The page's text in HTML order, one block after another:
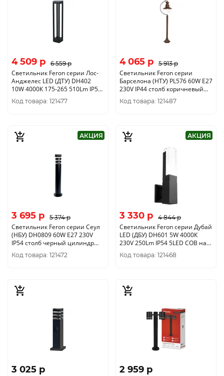
4 509 p 6 559 p
Светильник Feron серии Лос-
Анджелес LED (ДТУ) DH402
10W 4000К 175-265 510Lm IP54
1LED COB столб черный корпус
алюминий 108*108*600мм
Код товара: 121477
4 065 p 5 913 p
Светильник Feron серии
Барселона (НТУ) PL576 60W E27
230V IP44 столб коричневый
шар 215*280*1000мм 11624
Код товара: 121487
АКЦИЯ
3 695 p 5 374 p
Светильник Feron серии Сеул
(НБУ) DH0809 60W E27 230V
IP54 столб черный цилиндр
90*90*600мм 48341
Код товара: 121472
АКЦИЯ
3 330 p 4 844 p
Светильник Feron серии Дубай
LED (ДБУ) DH601 5W 4000К
230V 250Lm IP54 5LED COB на
стену черный корпус
алюминий 100*50*270мм
Код товара: 121468
3 025 p 2 959 p